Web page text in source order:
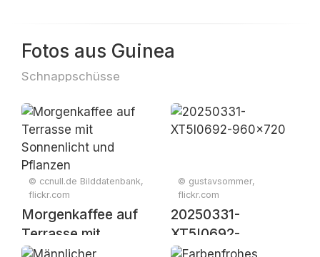
Fotos aus Guinea
Schnappschüsse
© ccnull.de Bilddatenbank,
flickr.com
Morgenkaffee auf
Terrasse mit
Sonnenlicht und
© gustavsommer,
flickr.com
20250331-
XT5I0692-
960x720